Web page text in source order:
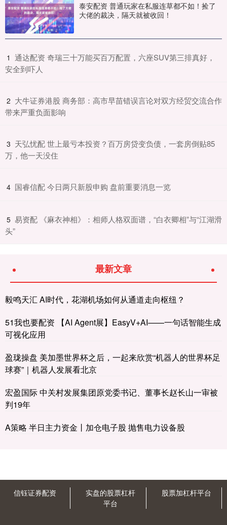
泰安配资 普通玩家在私服连草都不如！捡了
大佬的裁决，隔天就被收回！
1 ​通达配资 奇瑞三十万能买百万配置，六座SUV第三排真好，
安全到吓人
2 ​大牛证券港股 商务部：高市早苗错误言论对双方经贸交流合作
带来严重负面影响
3 ​天弘忧配 世上最亏本投资？百万房贷变负债，一套房倒贴85
万，他一天没住
4 ​国睿信配 今日两只新股申购 盘前重要消息一览
5 ​易资配 《麻衣神相》：相师人格双面谱，“白衣卿相”与“江湖滑
头”
最新文章
毅鸣天汇 AI时代，花湖机场如何从通道走向枢纽？
51我也要配资 【AI Agent展】EasyV+AI——一句话智能生成
可视化应用
盈珑操盘 美加墨世界杯之后，一起来欣赏“机器人的世界杯足
球赛”｜机器人发展看北京
宏盈国际 中关村发展集团原党委书记、董事长赵长山一审被
判19年
A策略 半日主力资金丨加仓电子股 抛售电力设备股
信钰证券配资
实盘的股票杠杆
平台
股票加杠杆平台